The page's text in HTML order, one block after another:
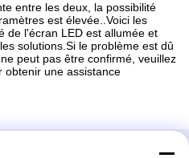
entre les deux, la possibilité
est élevée..Voici les
de l'écran LED est allumée et
solutions.Si le problème est dû
peut pas être confirmé, veuillez
obtenir une assistance